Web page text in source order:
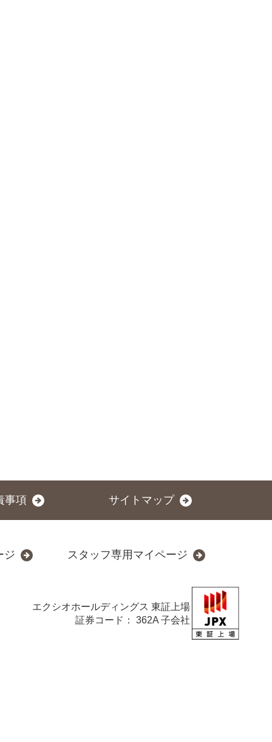
事項 サイトマップ
ジ スタッフ専用マイページ
エクシオホールディングス 東証上場
証券コード： 362A 子会社